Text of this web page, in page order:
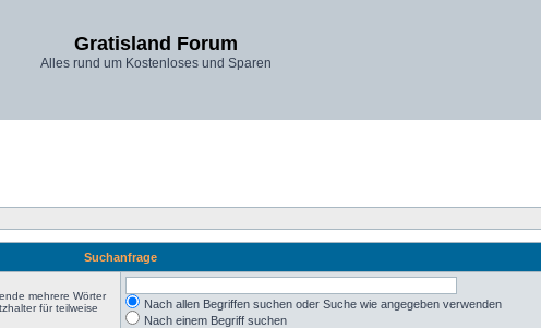
Gratisland Forum
Alles rund um Kostenloses und Sparen
Suchanfrage
mehrere Wörter
für teilweise
Nach allen Begriffen suchen oder Suche wie angegeben verwenden
Nach einem Begriff suchen